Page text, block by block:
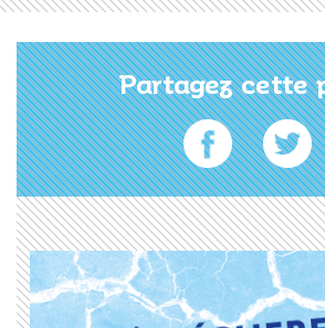
Partagez cette